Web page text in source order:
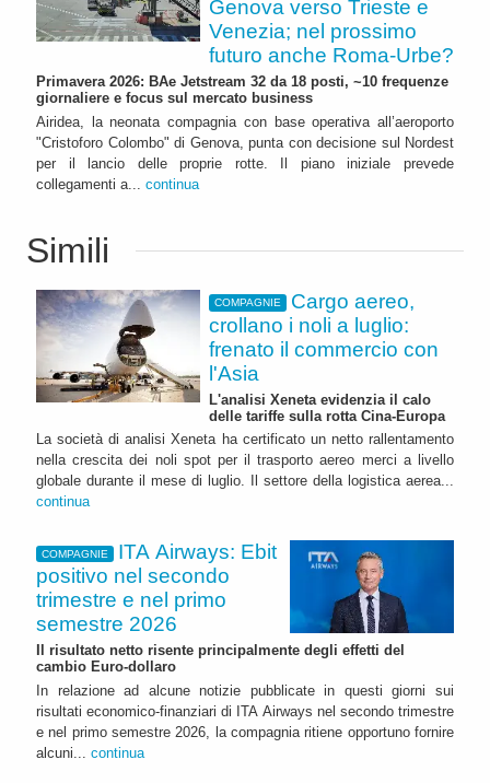
Genova verso Trieste e
Venezia; nel prossimo
futuro anche Roma-Urbe?
Primavera 2026: BAe Jetstream 32 da 18 posti, ~10 frequenze
giornaliere e focus sul mercato business
Airidea, la neonata compagnia con base operativa all’aeroporto
"Cristoforo Colombo" di Genova, punta con decisione sul Nordest
per il lancio delle proprie rotte. Il piano iniziale prevede
collegamenti a... continua
Simili
COMPAGNIE
Cargo aereo,
crollano i noli a luglio:
frenato il commercio con
l'Asia
L'analisi Xeneta evidenzia il calo
delle tariffe sulla rotta Cina-Europa
La società di analisi Xeneta ha certificato un netto rallentamento
nella crescita dei noli spot per il trasporto aereo merci a livello
globale durante il mese di luglio. Il settore della logistica aerea...
continua
COMPAGNIE
ITA Airways: Ebit
positivo nel secondo
trimestre e nel primo
semestre 2026
Il risultato netto risente principalmente degli effetti del
cambio Euro-dollaro
In relazione ad alcune notizie pubblicate in questi giorni sui
risultati economico-finanziari di ITA Airways nel secondo trimestre
e nel primo semestre 2026, la compagnia ritiene opportuno fornire
alcuni... continua